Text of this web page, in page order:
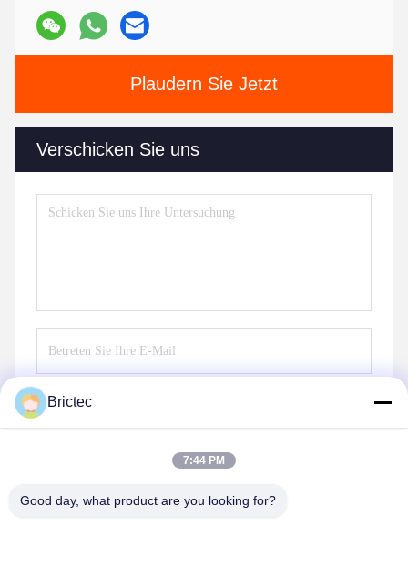
Plaudern Sie Jetzt
Verschicken Sie uns
Senden Sie
Brictec
7:44 PM
Good day, what product are you looking for?